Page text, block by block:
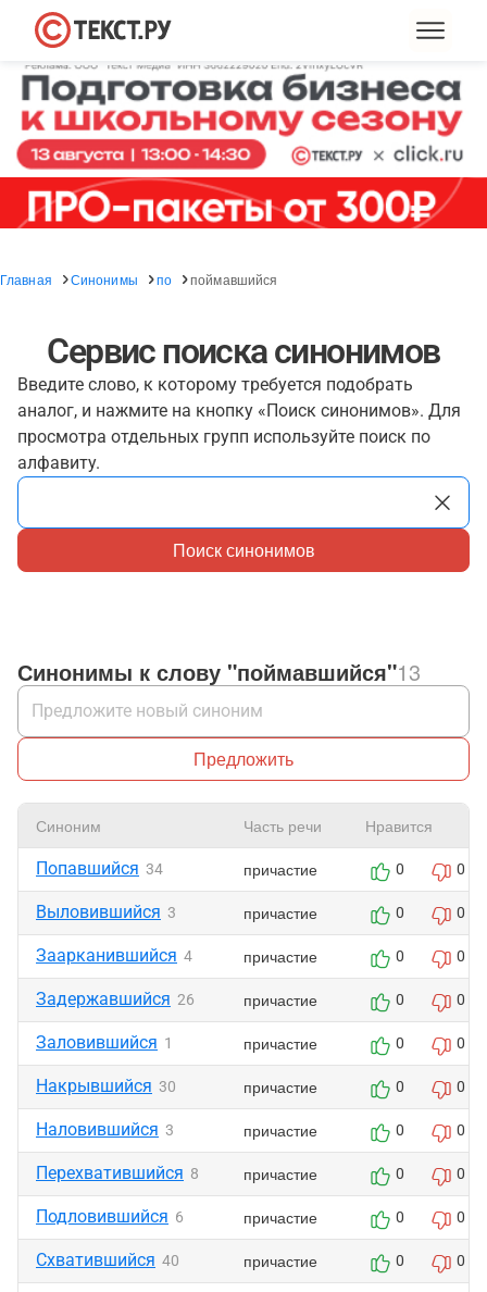
Главная Синонимы по поймавшийся
Сервис поиска синонимов
Введите слово, к которому требуется подобрать
аналог, и нажмите на кнопку «Поиск синонимов». Для
просмотра отдельных групп используйте поиск по
алфавиту.
Поиск синонимов
Синонимы к слову "поймавшийся"13
Предложить
Синоним Часть речи Нравится
Попавшийся 34 причастие 0 0
Выловившийся 3 причастие 0 0
Заарканившийся 4 причастие 0 0
Задержавшийся 26 причастие 0 0
Заловившийся 1 причастие 0 0
Накрывшийся 30 причастие 0 0
Наловившийся 3 причастие 0 0
Перехватившийся 8 причастие 0 0
Подловившийся 6 причастие 0 0
Схватившийся 40 причастие 0 0